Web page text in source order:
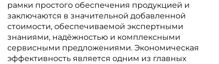
рамки простого обеспечения продукцией и
заключаются в значительной добавленной
стоимости, обеспечиваемой экспертными
знаниями, надёжностью и комплексными
сервисными предложениями. Экономическая
эффективность является одним из главных